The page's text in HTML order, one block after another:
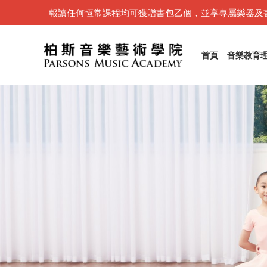
報讀任何恆常課程均可獲贈書包乙個，並享專屬樂器
首頁 音樂教育